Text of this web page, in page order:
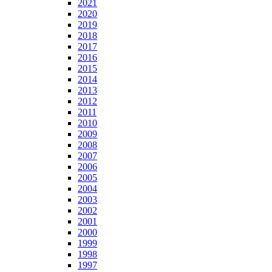
2021
2020
2019
2018
2017
2016
2015
2014
2013
2012
2011
2010
2009
2008
2007
2006
2005
2004
2003
2002
2001
2000
1999
1998
1997